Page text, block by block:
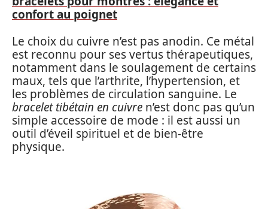
confort au poignet
Le choix du cuivre n’est pas anodin. Ce métal
est reconnu pour ses vertus thérapeutiques,
notamment dans le soulagement de certains
maux, tels que l’arthrite, l’hypertension, et
les problèmes de circulation sanguine. Le
bracelet tibétain en cuivre n’est donc pas qu’un
simple accessoire de mode : il est aussi un
outil d’éveil spirituel et de bien-être
physique.